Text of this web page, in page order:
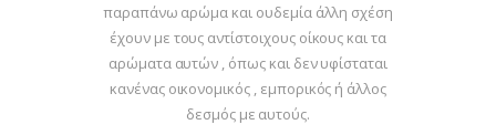
παραπάνω αρώμα και ουδεμία άλλη σχέση
έχουν με τους αντίστοιχους οίκους και τα
αρώματα αυτών , όπως και δεν υφίσταται
κανένας οικονομικός , εμπορικός ή άλλος
δεσμός με αυτούς.